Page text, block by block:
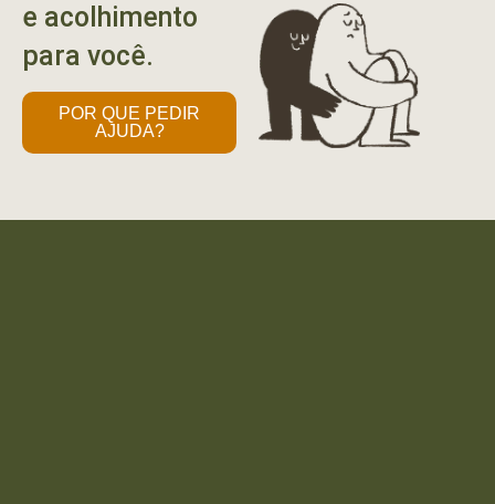
e acolhimento
para você.
POR QUE PEDIR
AJUDA?